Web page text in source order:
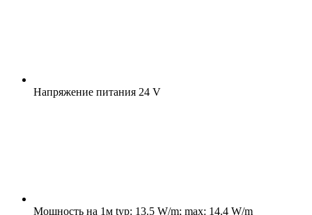
Напряжение питания 24 V
Мощность на 1м typ: 13.5 W/m; max: 14.4 W/m